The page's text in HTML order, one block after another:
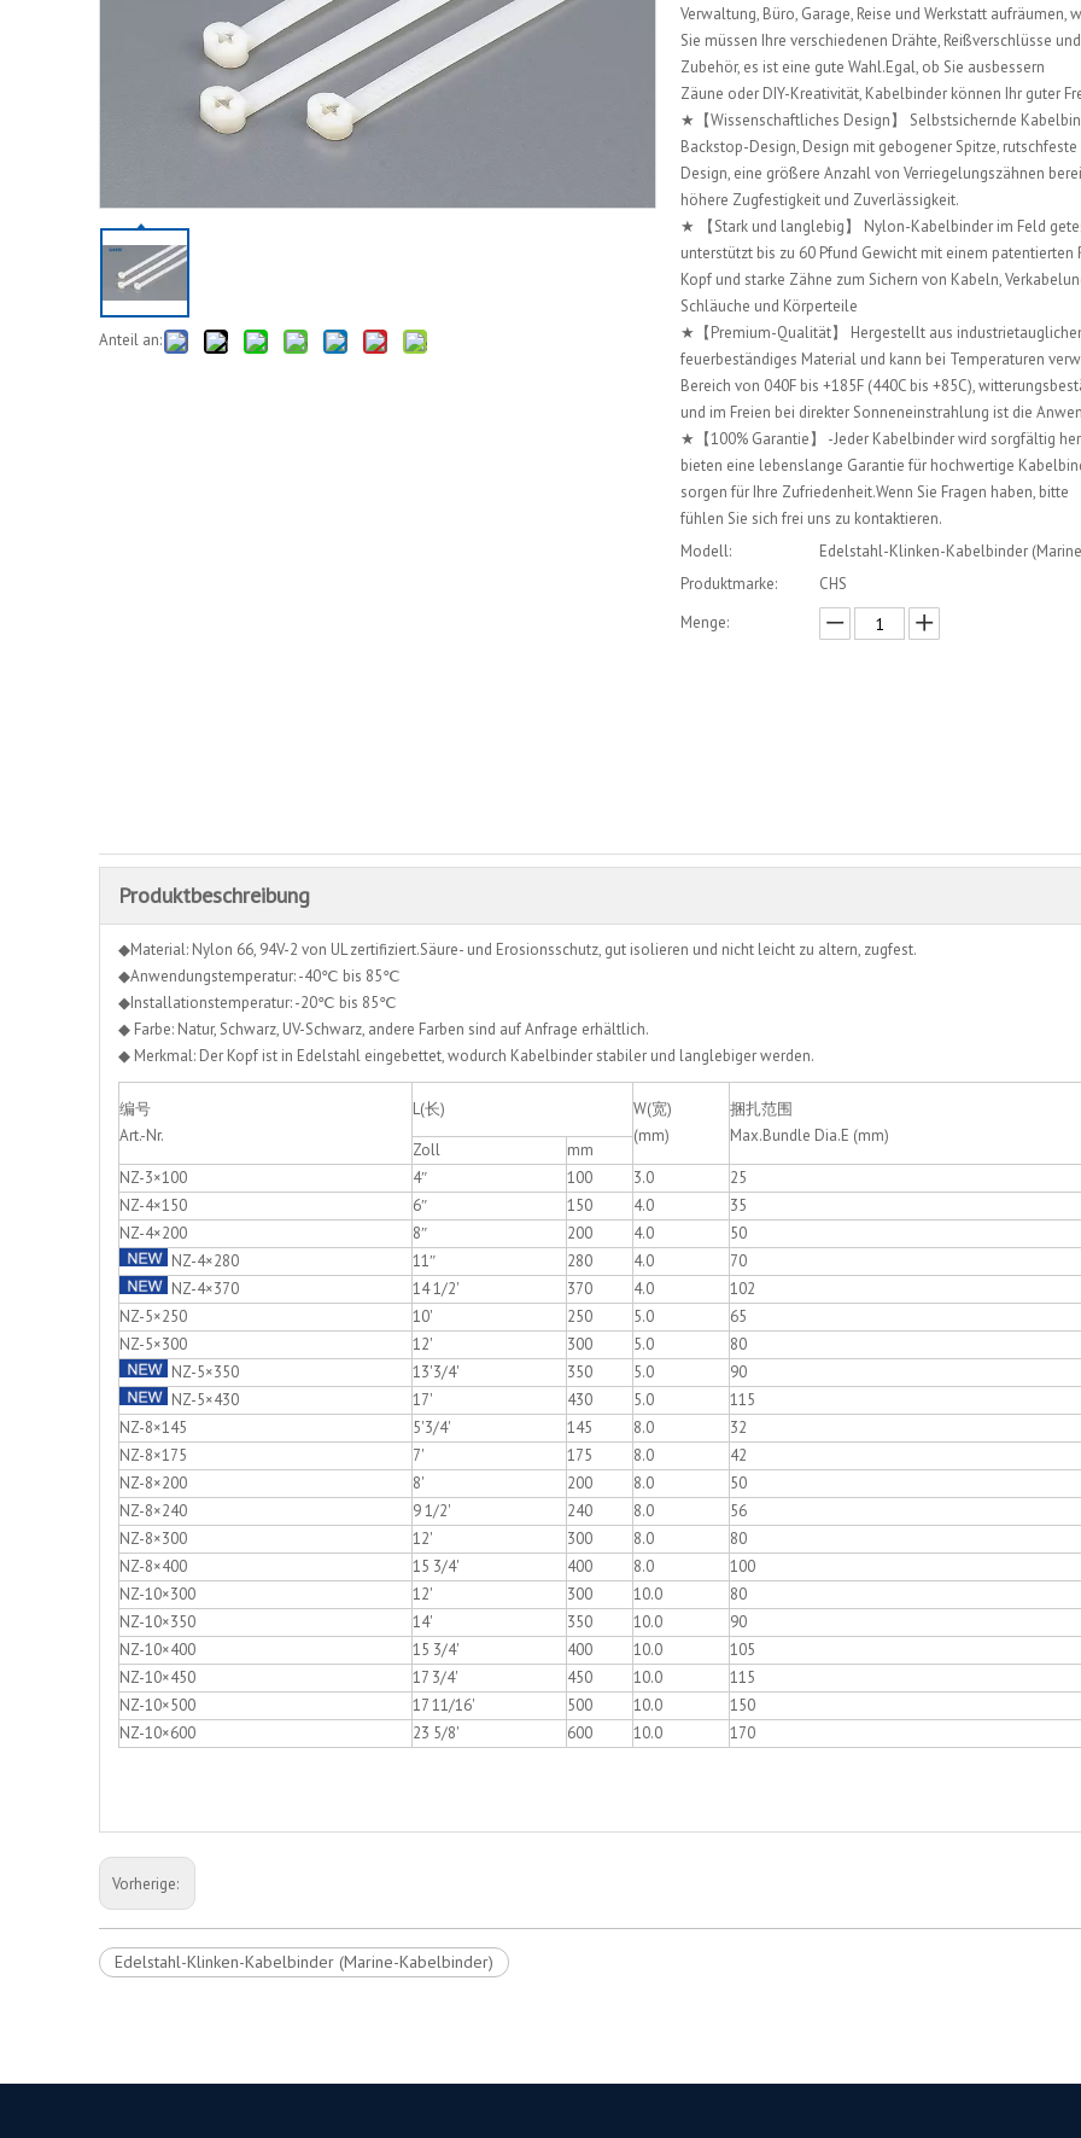
Anteil an:
Verwaltung, Büro, Garage, Reise und Werkstatt aufräumen,
Sie müssen Ihre verschiedenen Drähte, Reißverschlüsse
Zubehör, es ist eine gute Wahl.Egal, ob Sie ausbessern
Zäune oder DIY-Kreativität, Kabelbinder können Ihr guter
★【Wissenschaftliches Design】 Selbstsichernde
Backstop-Design, Design mit gebogener Spitze, rutschfeste
Design, eine größere Anzahl von Verriegelungszähnen
höhere Zugfestigkeit und Zuverlässigkeit.
★ 【Stark und langlebig】 Nylon-Kabelbinder im Feld
unterstützt bis zu 60 Pfund Gewicht mit einem patentierten
Kopf und starke Zähne zum Sichern von Kabeln,
Schläuche und Körperteile
★【Premium-Qualität】 Hergestellt aus
feuerbeständiges Material und kann bei Temperaturen
Bereich von 040F bis +185F (440C bis +85C),
und im Freien bei direkter Sonneneinstrahlung ist die
★【100% Garantie】 -Jeder Kabelbinder wird sorgfältig
bieten eine lebenslange Garantie für hochwertige
sorgen für Ihre Zufriedenheit.Wenn Sie Fragen haben, bitte
fühlen Sie sich frei uns zu kontaktieren.
Modell:
Edelstahl-Klinken-Kabelbinder
Produktmarke:
CHS
Menge:
Produktbeschreibung
◆Material: Nylon 66, 94V-2 von UL zertifiziert.Säure- und Erosionsschutz, gut isolieren und nicht leicht zu altern, zugfest.
◆Anwendungstemperatur: -40℃ bis 85℃
◆Installationstemperatur: -20℃ bis 85℃
◆ Farbe: Natur, Schwarz, UV-Schwarz, andere Farben sind auf Anfrage erhältlich.
◆ Merkmal: Der Kopf ist in Edelstahl eingebettet, wodurch Kabelbinder stabiler und langlebiger werden.
编号
Art.-Nr.
L(长)
W(宽)
(mm)
捆扎范围
Max.Bundle Dia.E (mm)
Zoll
mm
NZ-3×100
4″ 100 3.0 25
NZ-4×150
6″ 150 4.0 35
NZ-4×200
8″ 200 4.0 50
NZ-4×280
11″ 280 4.0 70
NZ-4×370
14 1/2' 370 4.0 102
NZ-5×250
10' 250 5.0 65
NZ-5×300
12' 300 5.0 80
NZ-5×350
13'3/4' 350 5.0 90
NZ-5×430
17' 430 5.0 115
NZ-8×145
5'3/4' 145 8.0 32
NZ-8×175
7' 175 8.0 42
NZ-8×200
8' 200 8.0 50
NZ-8×240
9 1/2' 240 8.0 56
NZ-8×300
12' 300 8.0 80
NZ-8×400
15 3/4' 400 8.0 100
NZ-10×300
12' 300 10.0 80
NZ-10×350
14' 350 10.0 90
NZ-10×400
15 3/4' 400 10.0 105
NZ-10×450
17 3/4' 450 10.0 115
NZ-10×500
17 11/16' 500 10.0 150
NZ-10×600
23 5/8' 600 10.0 170
Vorherige:
Edelstahl-Klinken-Kabelbinder (Marine-Kabelbinder)